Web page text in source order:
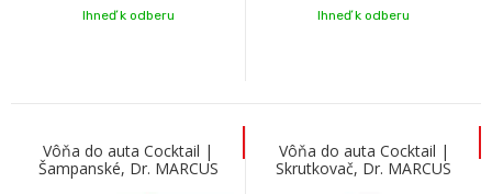
Ihneď k odberu Ihneď k odberu
Vôňa do auta Cocktail |
Šampanské, Dr. MARCUS
Vôňa do auta Cocktail |
Skrutkovač, Dr. MARCUS